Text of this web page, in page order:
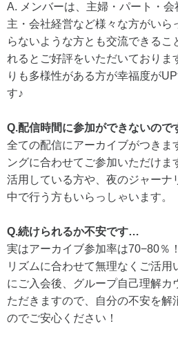
A. メンバーは、主婦・パート・
主・会社経営など様々な方がいら
らないような方とも交流できるこ
れるとご好評をいただいておりま
りも多様性がある方が幸福度が
す♪
Q.配信時間に参加ができないの
全ての配信にアーカイブがつきま
ングに合わせてご参加いただけま
活用している方や、夜のジャーナ
中で行う方もいらっしゃいます。
Q.続けられるか不安です…
実はアーカイブ参加率は70−80％
リズムに合わせて無理なくご活用
にご入会後、グループ自己理解カ
ただきますので、自分の不安を解
のでご安心ください！